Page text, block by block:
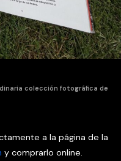
colección fotográfica de
a la página de la
y comprarlo online.